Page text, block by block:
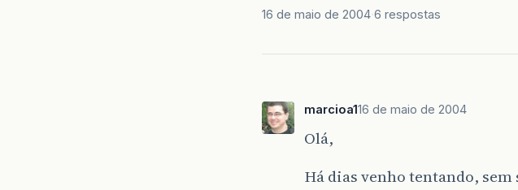
16 de maio de 2004 6 respostas
marcioa116 de maio de 2004
Olá,
Há dias venho tentando,